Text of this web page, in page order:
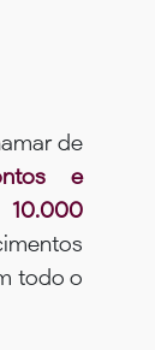
de
e
todo o